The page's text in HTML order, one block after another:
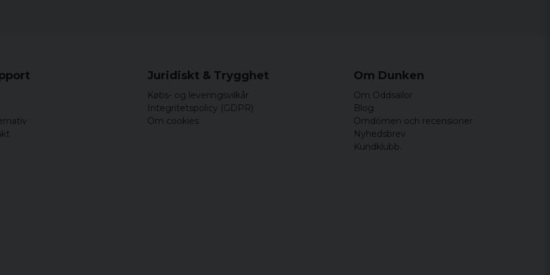
Juridiskt & Trygghet
Købs- og leveringsvilkår
Integritetspolicy (GDPR)
Om cookies
Om Dunken
Om Oddsailor
Blog
Omdömen och recensioner
Nyhedsbrev
Kundklubb.